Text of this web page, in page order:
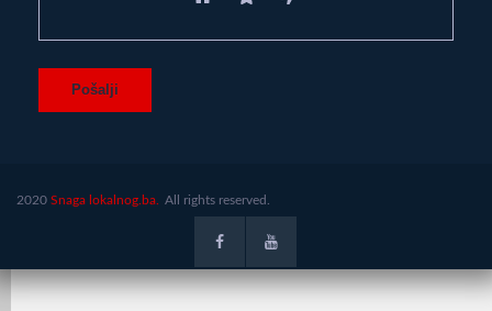
2020 Snaga lokalnog.ba. All rights reserved.